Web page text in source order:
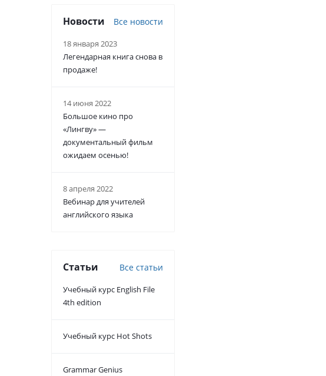
Новости Все новости
18 января 2023
Легендарная книга снова в
продаже!
14 июня 2022
Большое кино про
«Лингву» —
документальный фильм
ожидаем осенью!
8 апреля 2022
Вебинар для учителей
английского языка
Статьи Все статьи
Учебный курс English File
4th edition
Учебный курс Hot Shots
Grammar Genius